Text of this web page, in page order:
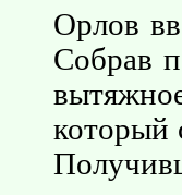
Орлов
Собрав
который